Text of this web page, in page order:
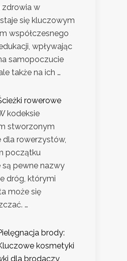
zdrowia w
się kluczowym
współczesnego
wpływając
samopoczucie
także na ich …
rowerowe
kodeksie
stworzonym
dla rowerzystów,
początku
są pewne nazwy
dróg, którymi
może się
…
brody:
kosmetyki
dla brodaczy